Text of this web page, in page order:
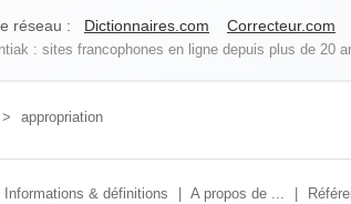
réseau : Dictionnaires.com Correcteur.com
: sites francophones en ligne depuis plus de 20
> appropriation
Informations & définitions A propos de ...